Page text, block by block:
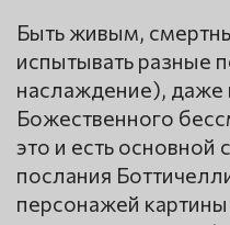
Быть живым,
испытывать разные
наслаждение), даже
Божественного
это и есть основной
послания
персонажей картины